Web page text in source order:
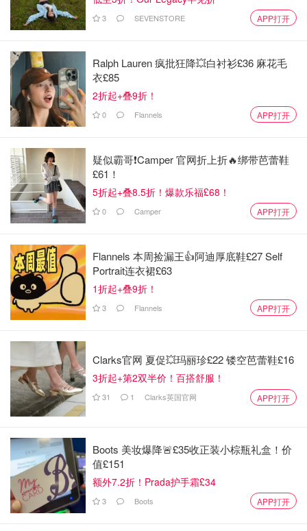
完全出人意料的粉丝私藏小众景点，
必须挨个打卡！
10
Dealmoon问答 | 欧洲最值得去景点VS
最照骗景点？
1637 5
在英国买什么东西？
DM问答 | 有哪些英国买便宜回国却很
贵的东西？
小不列颠晒晒君 6602 12
Dealmoon问答 | 挖宝记 | 大家在Boots
都淘过哪些宝贝？你心里排第一的好
DM问答 | 一人推荐一个好用的防晒！
小不列颠晒晒君 3069 16
Dealmoon问答 | 大家在夏季大促薅到
的最大羊毛是什么？
3 SEVENSTORE APP打开
Ralph Lauren 疯批狂降💥白衬衫£36 麻花毛
衣£85
2折起+叠9折！
0 Flannels APP打开
疑似霸哥❗️Camper 官网折上折🔥绑带芭蕾鞋
£61！
5折起+叠8.5折！爆款乐福£68！
0 Camper APP打开
Flannels 本周捡漏王👍阿迪厚底鞋£27 Self
Portrait连衣裙£63
1折起+叠9折！
3 Flannels APP打开
Clarks官网 夏促💥玛丽珍£22 镂空芭蕾鞋£16
3折起+第2双半价！百搭舒服！
31 1 Clarks英国官网 APP打开
Boots 美妆爆降🚨£35收正装小棕瓶礼盒！价
值£151
额外7.2折！Prada护手霜£34
3 Boots APP打开